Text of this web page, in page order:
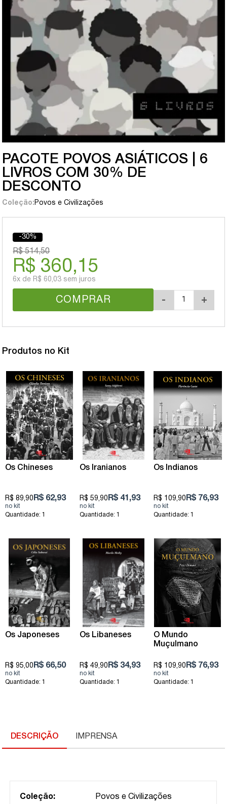
PACOTE POVOS ASIÁTICOS | 6
LIVROS COM 30% DE
DESCONTO
Coleção: Povos e Civilizações
-30%
R$ 514,50
R$ 360,15
6x de R$ 60,03 sem juros
COMPRAR - +
Produtos no Kit
Os Chineses
R$ 89,90 R$ 62,93
Quantidade: 1
Os Iranianos
R$ 59,90 R$ 41,93
Quantidade: 1
Os Indianos
R$ 109,90 R$ 76,93
Quantidade: 1
Os Japoneses
R$ 95,00 R$ 66,50
Quantidade: 1
Os Libaneses
R$ 49,90 R$ 34,93
Quantidade: 1
O Mundo
Muçulmano
R$ 109,90 R$ 76,93
Quantidade: 1
DESCRIÇÃO IMPRENSA
Coleção: Povos e Civilizações